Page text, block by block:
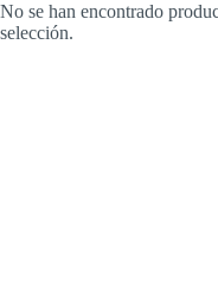
No se han encontrado
selección.